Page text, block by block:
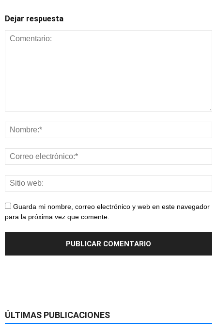
Alimentación y
nutrición
Dejar respuesta
Guarda mi nombre, correo electrónico y web en este navegador
para la próxima vez que comente.
ÚLTIMAS PUBLICACIONES